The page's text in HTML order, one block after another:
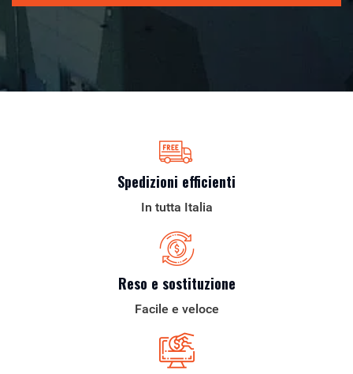
Spedizioni efficienti
In tutta Italia
Reso e sostituzione
Facile e veloce